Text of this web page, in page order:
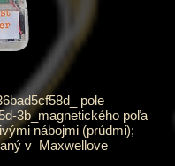
pole
3b_magnetického poľa
nábojmi (prúdmi);
v Maxwellove